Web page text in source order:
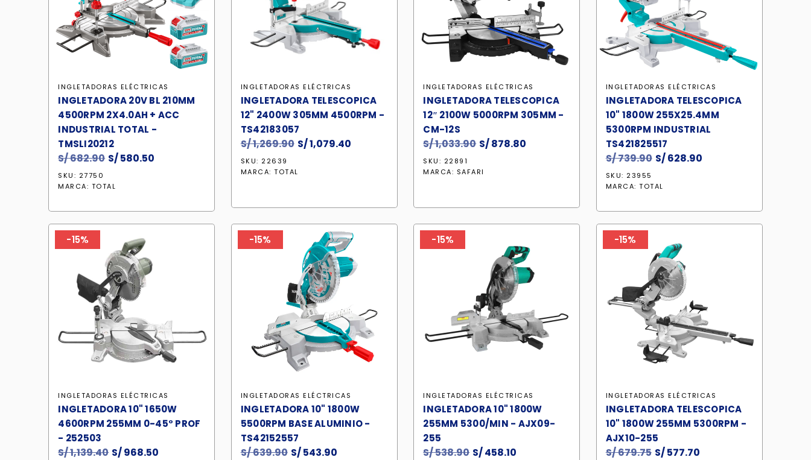
INGLETADORAS ELÉCTRICAS
INGLETADORA 20V BL 210MM
4500RPM 2X4.0AH + ACC
INDUSTRIAL TOTAL -
TMSLI20212
S/682.90 El
original
S/ 682.90.
S/580.50
S/ 580.50.
SKU: 27750
MARCA: TOTAL
INGLETADORAS ELÉCTRICAS
INGLETADORA TELESCOPICA
12" 2400W 305MM 4500RPM -
TS42183057
S/1,269.90 El
original
S/1,079.40
SKU: 22639
MARCA:TOTAL
INGLETADORAS ELÉCTRICAS
INGLETADORA TELESCOPICA
12″ 2100W 5000RPM 305MM -
CM-12S
S/1,033.90 El
original
S/878.80
SKU: 22891
MARCA: SAFARI
INGLETADORAS ELÉCTRICAS
INGLETADORA TELESCOPICA
10" 1800W 255X25.4MM
5300RPM INDUSTRIAL
TS421825517
S/739.90 El
original
S/ 739.90.
S/628.90
S/ 628.90.
SKU: 23955
MARCA:TOTAL
-15%
INGLETADORAS ELÉCTRICAS
INGLETADORA 10" 1650W
4600RPM 255MM 0-45° PROF
- 252503
S/1,139.40 El
S/968.50
-15%
INGLETADORAS ELÉCTRICAS
INGLETADORA 10" 1800W
5500RPM BASE ALUMINIO -
TS42152557
S/639.90 El
S/543.90
-15%
INGLETADORAS ELÉCTRICAS
INGLETADORA 10" 1800W
255MM 5300/MIN - AJX09-
255
S/538.90 El
S/458.10
-15%
INGLETADORAS ELÉCTRICAS
INGLETADORA TELESCOPICA
10" 1800W 255MM 5300RPM -
AJX10-255
S/679.75 El
S/577.70